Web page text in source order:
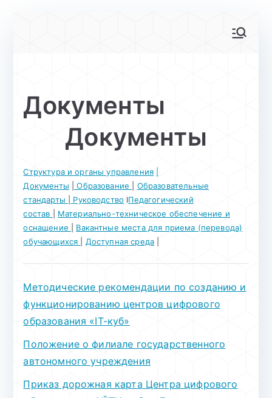
Документы
Документы
Структура и органы управления
Документы
Образование
Образовательные
стандарты
Руководство lПедагогический
состав
Материально-техническое обеспечение и
оснащение
Вакантные места для приема (перевода)
обучающихся
Доступная среда
Методические рекомендации по созданию и
функционированию центров цифрового
образования «IT-куб»
Положение о филиале государственного
автономного учреждения
Приказ дорожная карта Центра цифрового